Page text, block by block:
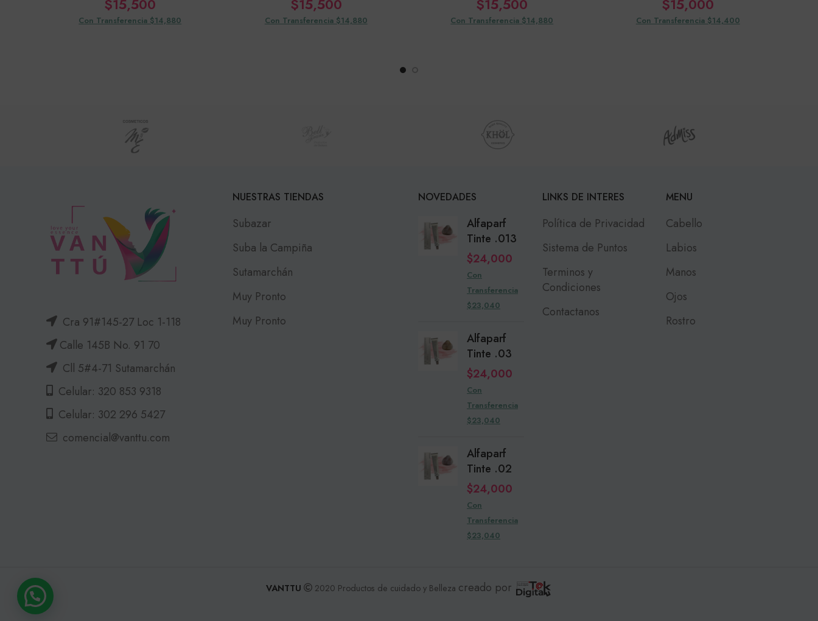
$15,500
Con Transferencia $14,880
$15,500
Con Transferencia $14,880
$15,500
Con Transferencia $14,880
$15,000
Con Transferencia $14,400
Cra 91#145-27 Loc 1-118
Calle 145B No. 91 70
Cll 5#4-71 Sutamarchán
Celular: 320 853 9318
Celular: 302 296 5427
comencial@vanttu.com
NUESTRAS TIENDAS
Subazar
Suba la Campiña
Sutamarchán
Muy Pronto
Muy Pronto
NOVEDADES
Alfaparf
Tinte .013
$24,000
Con
Transferencia
$23,040
Alfaparf
Tinte .03
$24,000
Con
Transferencia
$23,040
Alfaparf
Tinte .02
$24,000
Con
Transferencia
$23,040
LINKS DE INTERES
Política de Privacidad
Sistema de Puntos
Terminos y
Condiciones
Contactanos
MENU
Cabello
Labios
Manos
Ojos
Rostro
VANTTU 2020 Productos de cuidado y Belleza creado por